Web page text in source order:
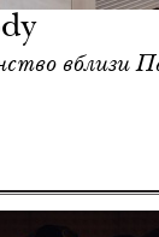
вблизи